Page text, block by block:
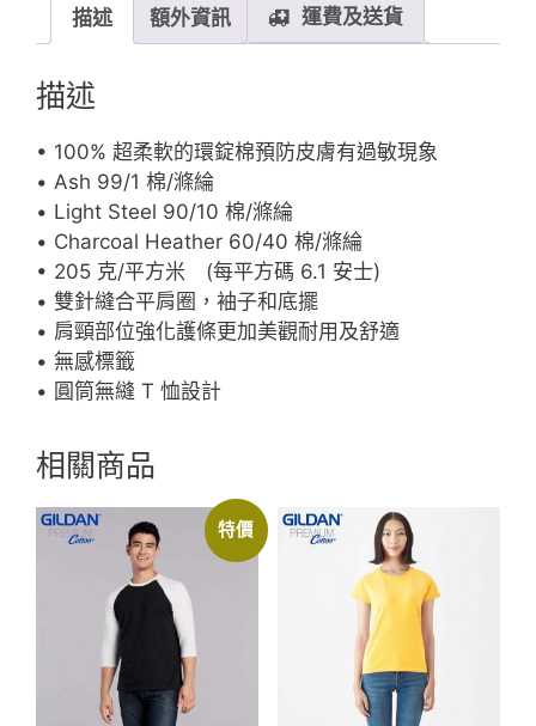
(美
國
尺
量
描述 額外資訊 運費及送貨
描述
• 100% 超柔軟的環錠棉預防皮膚有過敏現象
• Ash 99/1 棉/滌綸
• Light Steel 90/10 棉/滌綸
• Charcoal Heather 60/40 棉/滌綸
• 205 克/平方米 (每平方碼 6.1 安士)
• 雙針縫合平肩圈，袖子和底擺
• 肩頸部位強化護條更加美觀耐用及舒適
• 無感標籤
• 圓筒無縫 T 恤設計
相關商品
特價